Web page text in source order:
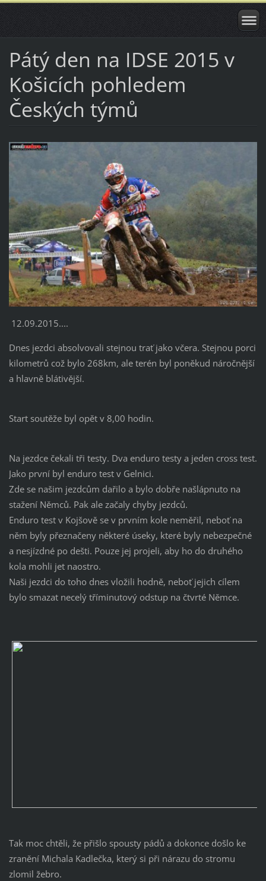
Pátý den na IDSE 2015 v
Košicích pohledem
Českých týmů
12.09.2015....
Dnes jezdci absolvovali stejnou trať jako včera. Stejnou porci
kilometrů což bylo 268km, ale terén byl poněkud náročnější
a hlavně blátivější.
Start soutěže byl opět v 8,00 hodin.
Na jezdce čekali tři testy. Dva enduro testy a jeden cross test.
Jako první byl enduro test v Gelnici.
Zde se našim jezdcům dařilo a bylo dobře našlápnuto na
stažení Němců. Pak ale začaly chyby jezdců.
Enduro test v Kojšově se v prvním kole neměřil, neboť na
něm byly přeznačeny některé úseky, které byly nebezpečné
a nesjízdné po dešti. Pouze jej projeli, aby ho do druhého
kola mohli jet naostro.
Naši jezdci do toho dnes vložili hodně, neboť jejich cílem
bylo smazat necelý tříminutový odstup na čtvrté Němce.
Tak moc chtěli, že přišlo spousty pádů a dokonce došlo ke
zranění Michala Kadlečka, který si při nárazu do stromu
zlomil žebro.